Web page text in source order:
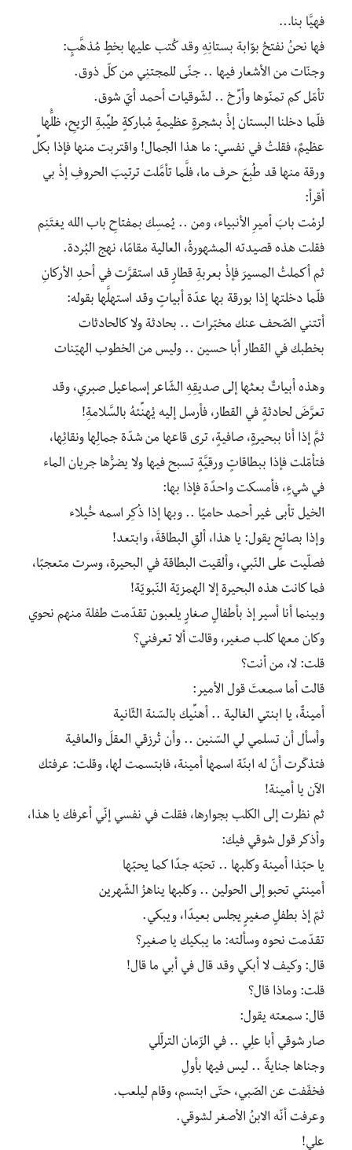
فهيَّا بنا…
فها نحنُ نفتحُ بوّابة بستانِهِ وقد كُتب عليها بخطٍ مُذهَّبٍ:
وجنّات من الأشعار فيها .. جنًى للمجتنِي من كلّ ذوق.
تأمّل كم تمنّوها وأرِّخ .. لشّوقيات أحمد أيّ شوق.
فلّما دخلنا البستان إذْ بشجرةٍ عظيمةٍ مُباركةٍ طيِّبةِ الرّيحِ، ظلُّها
عظيمٌ، فقلتُ في نفسي: ما هذا الجمال! واقتربت منها فإذا بكلِّ
ورقة منها قد طُبِعَ حرف ما، فلَّما تأمَّلت ترتيبَ الحروفِ إذْ بي
أقرأ:
لزمْت بابَ أميرِ الأنبياء، ومن .. يُمسِك بمفتاحِ باب الله يغتَنِم
فقلت هذه قصيدته المشهورةُ، العالية مقامًا، نهج البُردة.
ثم أكملتُ المسيرَ فإذْ بعربةِ قطارٍ قد استقرَّت في أحدِ الأركانِ
فلّما دخلتها إذا بورقة بها عدّة أبياتٍ وقد استهلَّها بقوله:
أتتني الصّحف عنك مخبّرات .. بحادثة ولا كالحادثات
بخطبك في القطار أبا حسين .. وليس من الخطوب الهيّنات
وهذه أبياتٌ بعثها إلى صديقِهِ الشّاعر إسماعيل صبري، وقد
تعرَّضَ لحادثةٍ في القطار، فأرسل إليه يُهنِّئهُ بالسَّلامةِ!
ثمَّ إذا أنا ببحيرةٍ، صافيةٍ، ترى قاعها من شدّة جمالِها ونقائِها،
فتأمّلت فإذا ببطاقاتٍ ورقيَّةٍ تسبح فيها ولا يضرُّها جريان الماء
في شيءٍ، فأمسكت واحدًة فإذا بها:
الخيل تأبى غير أحمد حاميًا .. وبها إذا ذُكِر اسمه خُيلاء
وإذا بصائحٍ يقول: يا هذا، ألقِ البطاقةَ، وابتعد!
فصلّيت على النّبي، وألقيت البطاقة في البحيرة، وسرت متعجبًا،
فما كانت هذه البحيرة إلا الهمزيّة النّبويّة!
وبينما أنا أسير إذ بأطفالٍ صغارٍ يلعبون تقدّمت طفلة منهم نحوي
وكان معها كلب صغير، وقالت ألا تعرفني؟
قلت: لا، من أنت؟
قالت أما سمعتَ قول الأمير:
أمينةٌ، يا ابنتي الغالية .. أهنِّيك بالسّنة الثّانية
وأسأل أن تسلمي لي السّنين .. وأن تُرزقي العقلَ والعافية
فتذكّرت أنّ له ابنًة اسمها أمينة، فابتسمت لها، وقلت: عرفتك
الآن يا أمينة!
ثم نظرت إلى الكلب بجوارها، فقلت في نفسي إنّي أعرفك يا هذا،
وأذكر قول شوقي فيك:
يا حبّذا أمينة وكلبها .. تحبّه جدًا كما يحبّها
أمينتي تحبو إلى الحولين .. وكلبها يناهزُ الشّهرين
ثمّ إذ بطفلٍ صغيرٍ يجلس بعيدًا، ويبكي.
تقدّمت نحوه وسألته: ما يبكيك يا صغير؟
قال: وكيف لا أبكي وقد قال في أبي ما قال!
قلت: وماذا قال؟
قال: سمعته يقول:
صار شوقي أبا علِي .. في الزّمان الترلّلي
وجناها جنايةً .. ليس فيها بأولِ
فخفّفت عن الصّبي، حتّى ابتسم، وقام ليلعب.
وعرفت أنّه الابنُ الأصغر لشوقي.
علي!